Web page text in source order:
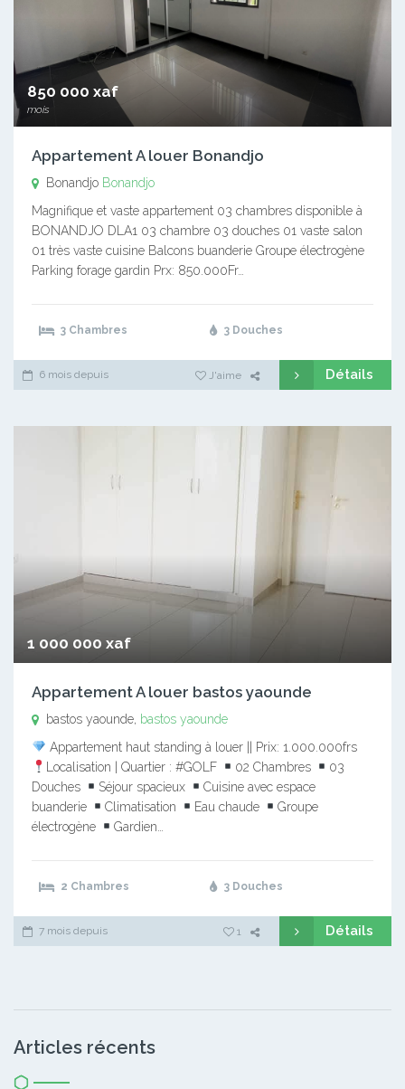
850 000 xaf
mois
Appartement A louer Bonandjo
Bonandjo Bonandjo
Magnifique et vaste appartement 03 chambres disponible à
BONANDJO DLA1 03 chambre 03 douches 01 vaste salon
01 très vaste cuisine Balcons buanderie Groupe électrogène
Parking forage gardin Prx: 850.000Fr…
3 Chambres 3 Douches
6 mois depuis J'aime Détails
1 000 000 xaf
Appartement A louer bastos yaounde
bastos yaounde, bastos yaounde
Appartement haut standing à louer || Prix: 1.000.000frs
Localisation | Quartier : #GOLF
02 Chambres
03
Douches
Séjour spacieux
Cuisine avec espace
buanderie
Climatisation Eau chaude
Groupe
électrogène
Gardien…
2 Chambres 3 Douches
7 mois depuis 1 Détails
Articles récents